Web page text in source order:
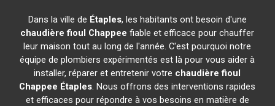
Dans la ville de Étaples, les habitants ont besoin d'une
chaudière fioul Chappee fiable et efficace pour chauffer
leur maison tout au long de l'année. C'est pourquoi notre
équipe de plombiers expérimentés est là pour vous aider à
installer, réparer et entretenir votre chaudière fioul
Chappee Étaples. Nous offrons des interventions rapides
et efficaces pour répondre à vos besoins en matière de